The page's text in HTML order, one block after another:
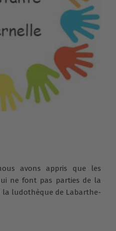
avons appris que les
ne font pas parties de la
la ludothèque de Labarthe-